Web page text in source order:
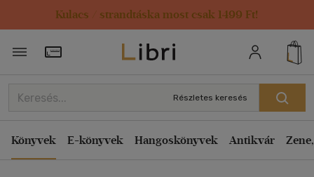
Kulacs / strandtáska most csak 1499 Ft!
Törzsvásárlói Kártya adatai
Részletes keresés
Könyvek E-könyvek Hangoskönyvek Antikvár